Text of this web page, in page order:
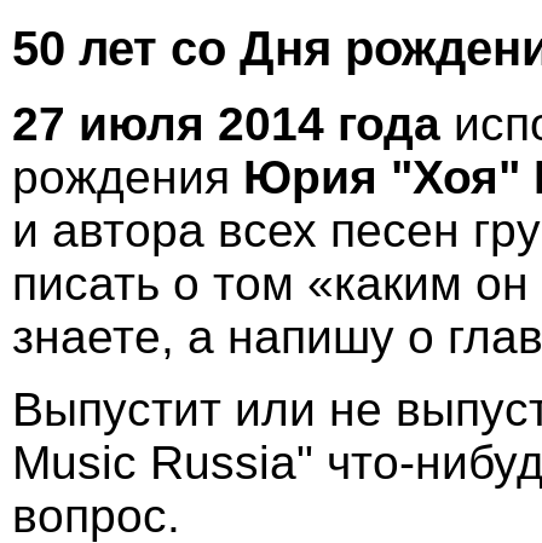
50 лет со Дня
27 июля 2014 года
рождения Юрия "Хоя"
и автора всех пеcен
писать о том «каким
знаете, а напишу о
Выпустит или не
Music Russia" что-
вопрос.